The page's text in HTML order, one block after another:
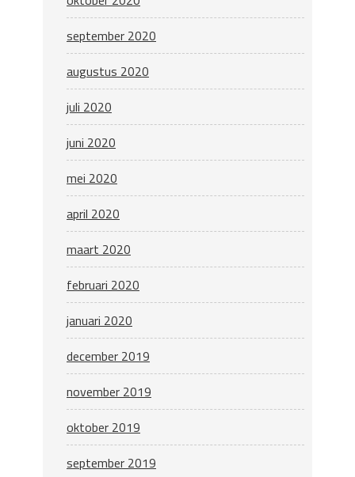
september 2020
augustus 2020
juli 2020
juni 2020
mei 2020
april 2020
maart 2020
februari 2020
januari 2020
december 2019
november 2019
oktober 2019
september 2019